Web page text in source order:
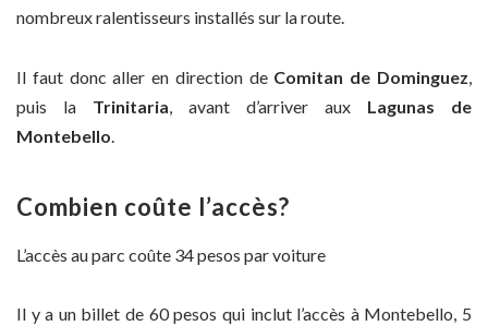
nombreux ralentisseurs installés sur la route.
Il faut donc aller en direction de Comitan de Dominguez,
puis la Trinitaria, avant d’arriver aux Lagunas de
Montebello.
Combien coûte l’accès?
L’accès au parc coûte 34 pesos par voiture
Il y a un billet de 60 pesos qui inclut l’accès à Montebello, 5